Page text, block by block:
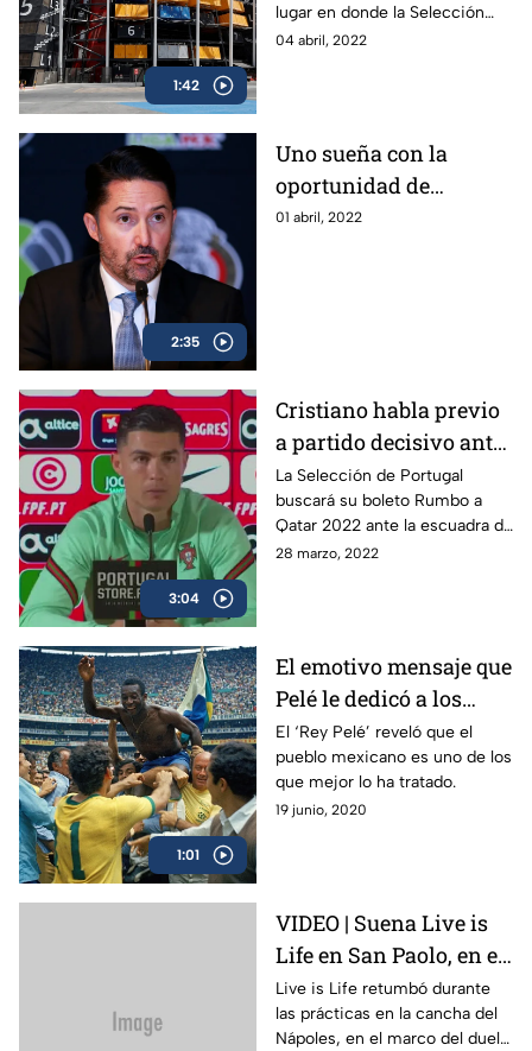
1:42
lugar en donde la Selección
Mexicana hará su debut en el
04 abril, 2022
2:35
Uno sueña con la
oportunidad de
medirse a los mejores:
01 abril, 2022
3:04
Cristiano habla previo
a partido decisivo ante
Macedonia del Norte
La Selección de Portugal
buscará su boleto Rumbo a
Qatar 2022 ante la escuadra de
Macedonia del Norte, misma
28 marzo, 2022
1:01
El emotivo mensaje que
Pelé le dedicó a los
mexicanos
El ‘Rey Pelé’ reveló que el
pueblo mexicano es uno de los
que mejor lo ha tratado.
19 junio, 2020
VIDEO | Suena Live is
Life en San Paolo, en el
calentamiento de
Lionel Messi
Live is Life retumbó durante
las prácticas en la cancha del
Nápoles, en el marco del duelo